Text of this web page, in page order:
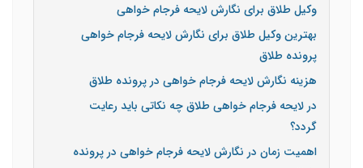
وکیل طلاق برای نگارش لایحه فرجام خواهی
بهترین وکیل طلاق برای نگارش لایحه فرجام خواهی
پرونده طلاق
هزینه نگارش لایحه فرجام خواهی در پرونده طلاق
در لایحه فرجام خواهی طلاق چه نکاتی باید رعایت
گردد؟
اهمیت زمان در نگارش لایحه فرجام خواهی در پرونده